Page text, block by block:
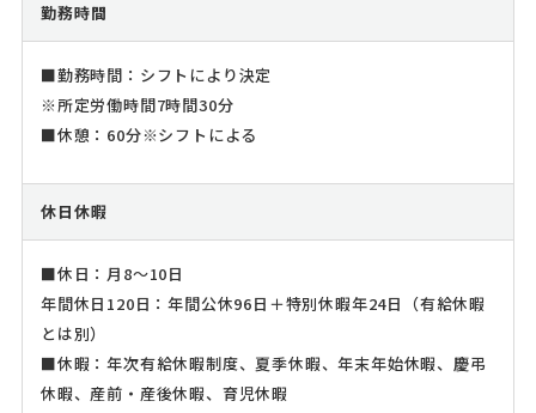
勤務時間
■勤務時間：シフトにより決定
※所定労働時間7時間30分
■休憩：60分※シフトによる
休日休暇
■休日：月8～10日
年間休日120日：年間公休96日＋特別休暇年24日（有給休暇
とは別）
■休暇：年次有給休暇制度、夏季休暇、年末年始休暇、慶弔
休暇、産前・産後休暇、育児休暇